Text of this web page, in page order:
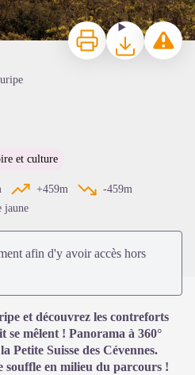
Voir l'image en plein écran
ImprimerTéléchargerSignaler
et culture
+459m
-459m
jaune
afin d'y avoir accès hors
et découvrez les contreforts
se mêlent ! Panorama à 360°
Petite Suisse des Cévennes.
souffle en milieu du parcours !